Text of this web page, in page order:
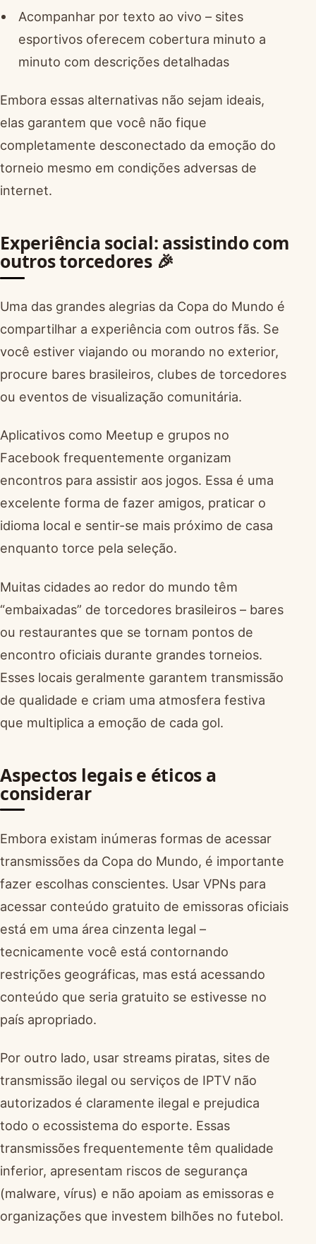
Acompanhar por texto ao vivo – sites
esportivos oferecem cobertura minuto a
minuto com descrições detalhadas
Embora essas alternativas não sejam ideais,
elas garantem que você não fique
completamente desconectado da emoção do
torneio mesmo em condições adversas de
internet.
Experiência social: assistindo com
outros torcedores 🎉
Uma das grandes alegrias da Copa do Mundo é
compartilhar a experiência com outros fãs. Se
você estiver viajando ou morando no exterior,
procure bares brasileiros, clubes de torcedores
ou eventos de visualização comunitária.
Aplicativos como Meetup e grupos no
Facebook frequentemente organizam
encontros para assistir aos jogos. Essa é uma
excelente forma de fazer amigos, praticar o
idioma local e sentir-se mais próximo de casa
enquanto torce pela seleção.
Muitas cidades ao redor do mundo têm
“embaixadas” de torcedores brasileiros – bares
ou restaurantes que se tornam pontos de
encontro oficiais durante grandes torneios.
Esses locais geralmente garantem transmissão
de qualidade e criam uma atmosfera festiva
que multiplica a emoção de cada gol.
Aspectos legais e éticos a
considerar
Embora existam inúmeras formas de acessar
transmissões da Copa do Mundo, é importante
fazer escolhas conscientes. Usar VPNs para
acessar conteúdo gratuito de emissoras oficiais
está em uma área cinzenta legal –
tecnicamente você está contornando
restrições geográficas, mas está acessando
conteúdo que seria gratuito se estivesse no
país apropriado.
Por outro lado, usar streams piratas, sites de
transmissão ilegal ou serviços de IPTV não
autorizados é claramente ilegal e prejudica
todo o ecossistema do esporte. Essas
transmissões frequentemente têm qualidade
inferior, apresentam riscos de segurança
(malware, vírus) e não apoiam as emissoras e
organizações que investem bilhões no futebol.